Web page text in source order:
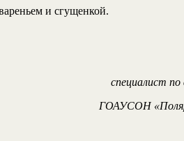
и сгущенкой.
специалист по
ГОАУСОН